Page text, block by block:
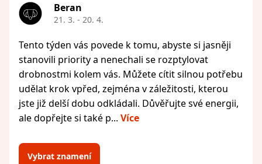
Beran
21. 3. - 20. 4.
Tento týden vás povede k tomu, abyste si jasněji
stanovili priority a nenechali se rozptylovat
drobnostmi kolem vás. Můžete cítit silnou potřebu
udělat krok vpřed, zejména v záležitosti, kterou
jste již delší dobu odkládali. Důvěřujte své energii,
ale dopřejte si také p... Více
Vybrat znamení